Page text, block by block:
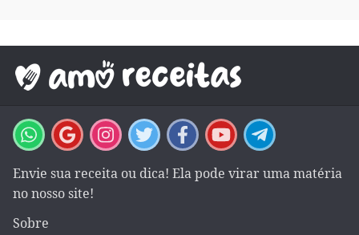
Envie sua receita ou dica! Ela pode virar uma matéria
no nosso site!
Sobre